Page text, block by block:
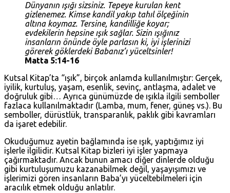
Dünyanın ışığı sizsiniz. Tepeye kurulan kent
gizlenemez. Kimse kandil yakıp tahıl ölçeğinin
altına koymaz. Tersine, kandilliğe koyar;
evdekilerin hepsine ışık sağlar. Sizin ışığınız
insanların önünde öyle parlasın ki, iyi işlerinizi
görerek göklerdeki Babanız’ı yüceltsinler!
Matta 5:14-16
Kutsal Kitap’ta “ışık”, birçok anlamda kullanılmıştır: Gerçek,
iyilik, kurtuluş, yaşam, esenlik, sevinç, antlaşma, adalet ve
doğruluk gibi… Ayrıca günümüzde de ışıkla ilgili semboller
fazlaca kullanılmaktadır (Lamba, mum, fener, güneş vs.). Bu
semboller, dürüstlük, transparanlık, paklık gibi kavramları
da işaret edebilir.
Okuduğumuz ayetin bağlamında ise ışık, yaptığımız iyi
işlerle ilgilidir. Kutsal Kitap bizleri iyi işler yapmaya
çağırmaktadır. Ancak bunun amacı diğer dinlerde olduğu
gibi kurtuluşumuzu kazanabilmek değil, yaşayışımızı ve
işlerimizi gören insanların Baba’yı yüceltebilmeleri için
aracılık etmek olduğu anlatılır.